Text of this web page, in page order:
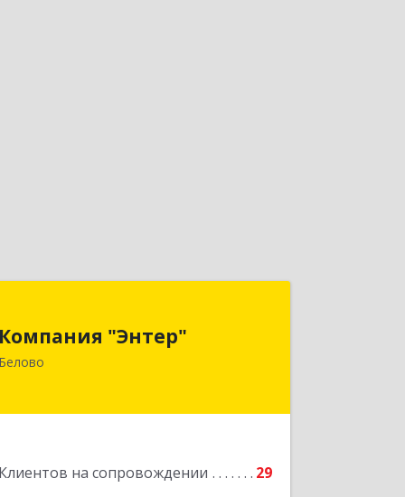
"Энтер"
на сопровождении 29
652600, Кемеровская обл, Белово г,
Подробнее